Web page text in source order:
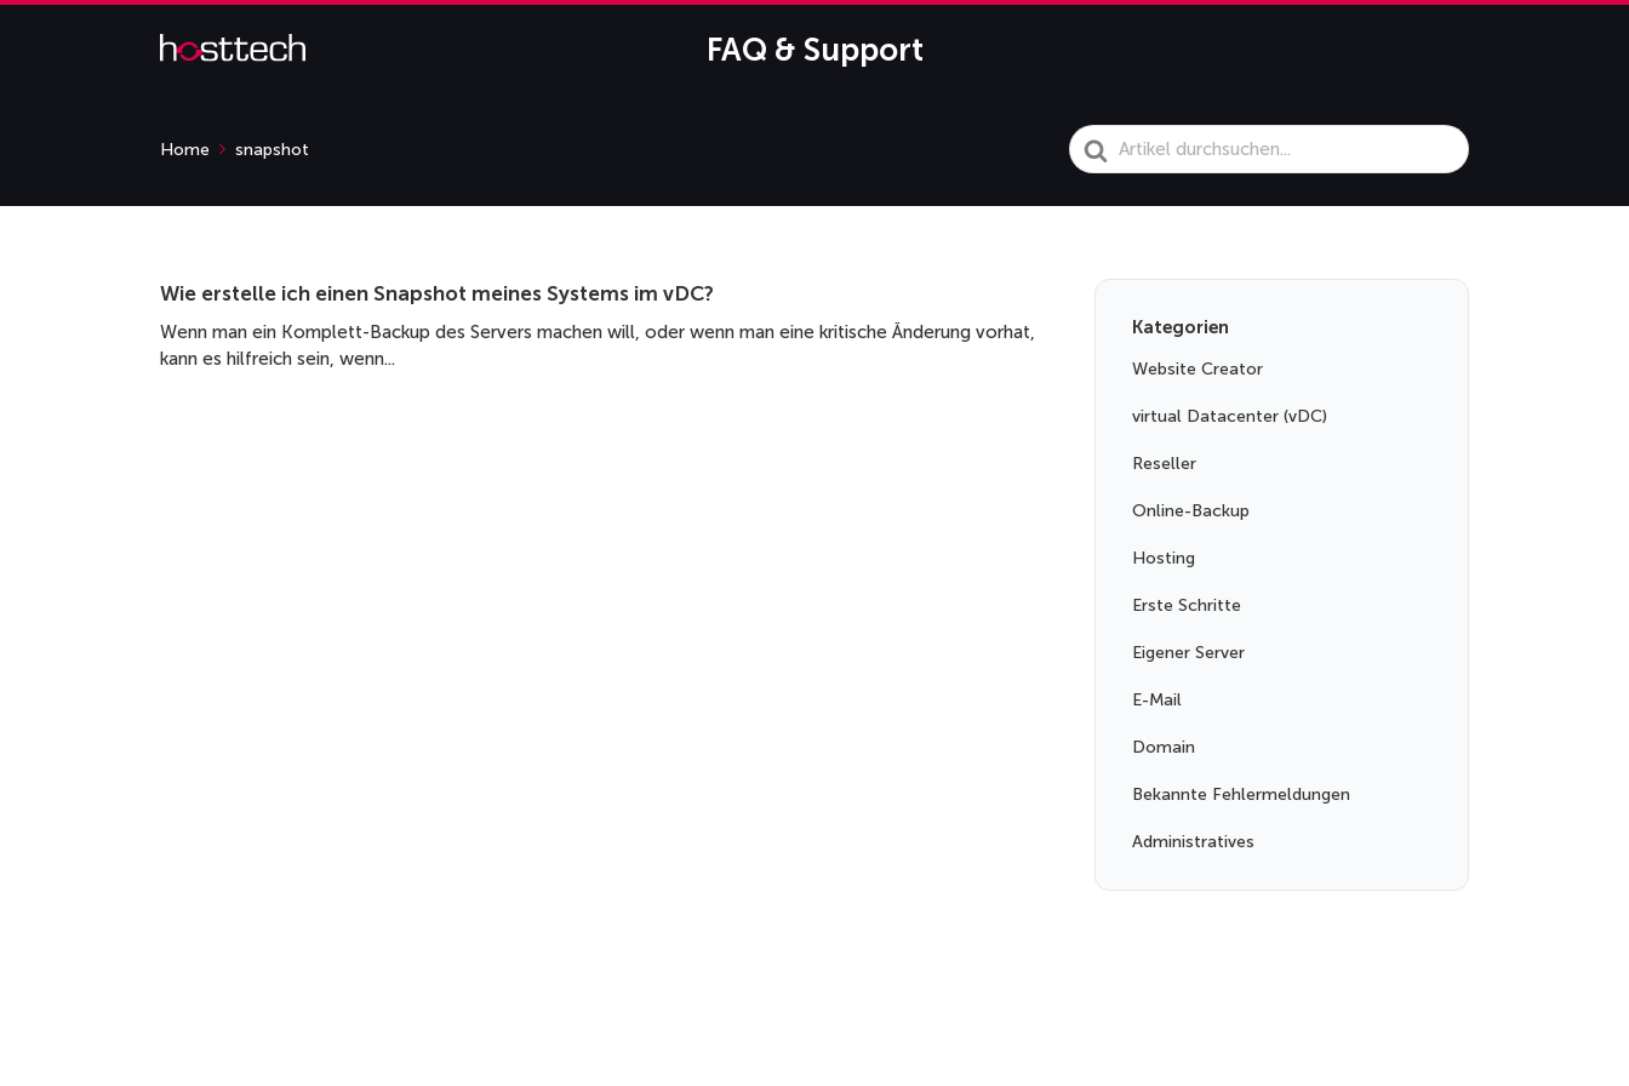
FAQ & Support
Home snapshot
Search
For
Wie erstelle ich einen Snapshot meines Systems im vDC?
Wenn man ein Komplett-Backup des Servers machen will, oder wenn man eine kritische Änderung vorhat,
kann es hilfreich sein, wenn...
Kategorien
Website Creator
virtual Datacenter (vDC)
Reseller
Online-Backup
Hosting
Erste Schritte
Eigener Server
E-Mail
Domain
Bekannte Fehlermeldungen
Administratives